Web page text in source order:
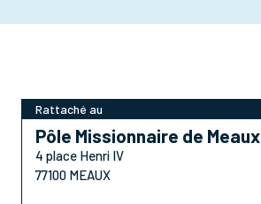
Rattaché au
Pôle Missionnaire de Meaux
4 place Henri IV
77100 MEAUX